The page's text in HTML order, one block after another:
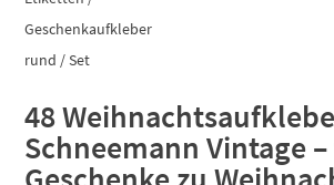
48
Schneemann Vintage